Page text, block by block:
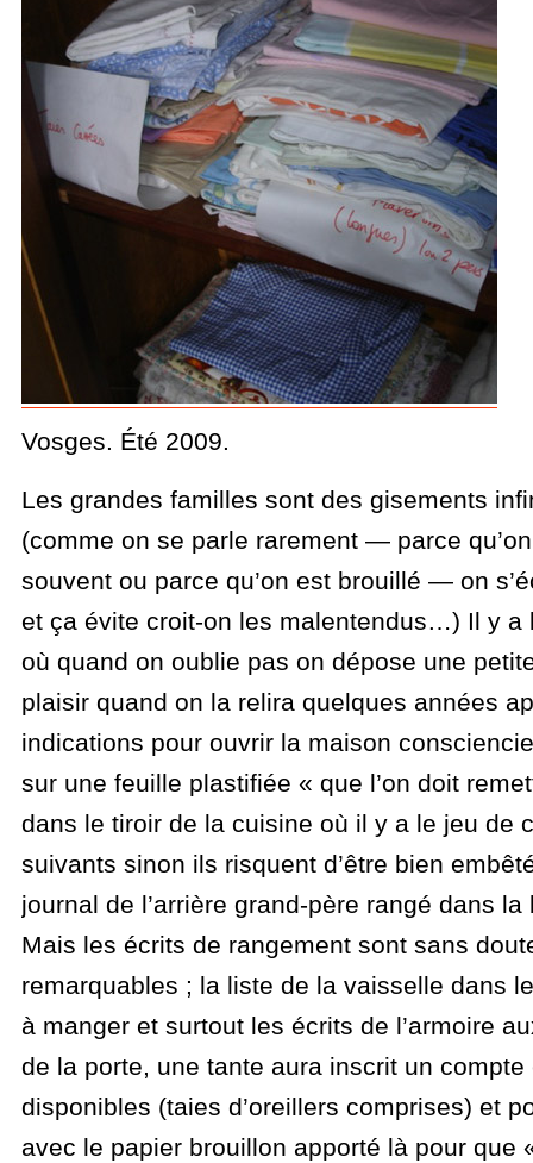
Vosges. Été 2009.
Les grandes familles sont des gisements
(comme on se parle rarement — parce
souvent ou parce qu’on est brouillé — on
et ça évite croit-on les malentendus…) Il y a
où quand on oublie pas on dépose une
plaisir quand on la relira quelques années
indications pour ouvrir la maison
sur une feuille plastifiée « que l’on doit
dans le tiroir de la cuisine où il y a le jeu de
suivants sinon ils risquent d’être bien
journal de l’arrière grand-père rangé dans la
Mais les écrits de rangement sont sans
remarquables ; la liste de la vaisselle dans
à manger et surtout les écrits de l’armoire
de la porte, une tante aura inscrit un
disponibles (taies d’oreillers comprises) et
avec le papier brouillon apporté là pour que